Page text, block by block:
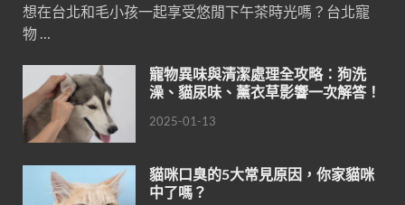
想在台北和毛小孩一起享受悠閒下午茶時光嗎？台北寵
物 …
寵物異味與清潔處理全攻略：狗洗
澡、貓尿味、薰衣草影響一次解答！
2025-01-13
貓咪口臭的5大常見原因，你家貓咪
中了嗎？